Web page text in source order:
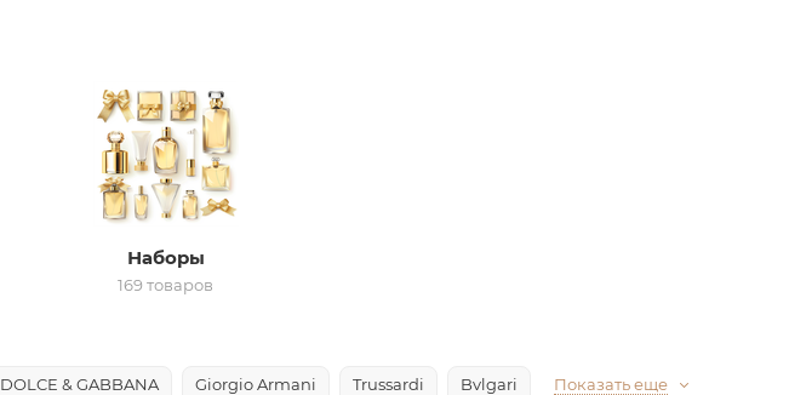
Наборы
169 товаров
DOLCE & GABBANA Giorgio Armani Trussardi Bvlgari Показать еще